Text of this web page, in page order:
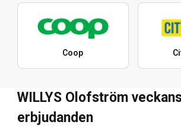
Coop
WILLYS Olofström
erbjudanden